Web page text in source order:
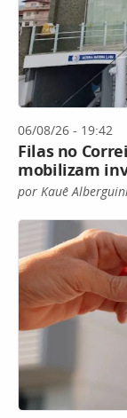
06/08/26 - 19:42
Filas no
mobilizam
por Kauê